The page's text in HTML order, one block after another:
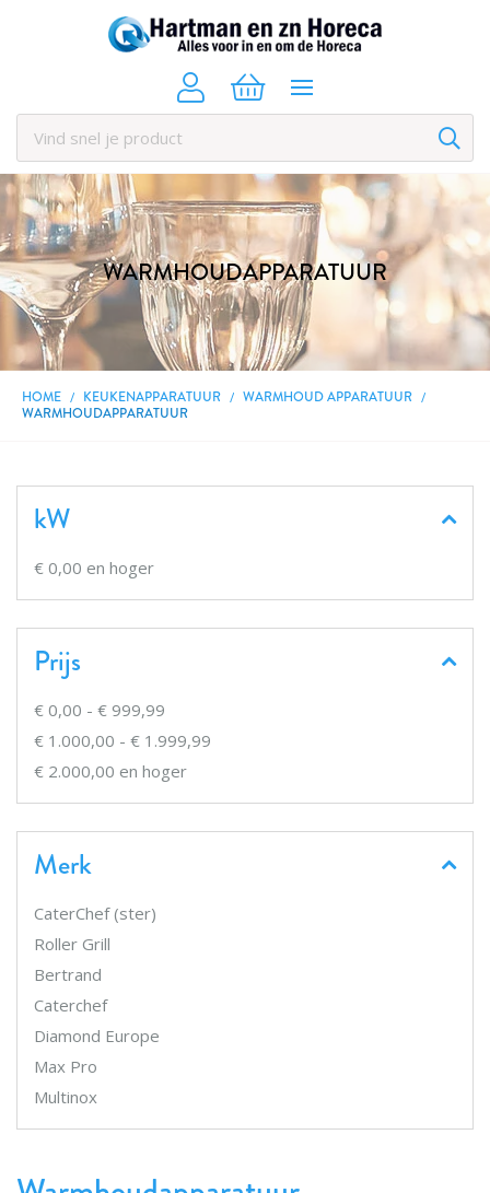
WARMHOUDAPPARATUUR
HOME KEUKENAPPARATUUR
WARMHOUD APPARATUUR
WARMHOUDAPPARATUUR
kW
€ 0,00 en hoger
Prijs
€ 0,00 - € 999,99
€ 1.000,00 - € 1.999,99
€ 2.000,00 en hoger
Merk
CaterChef (ster)
Roller Grill
Bertrand
Caterchef
Diamond Europe
Max Pro
Multinox